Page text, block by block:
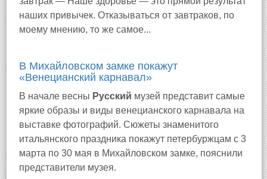
наших привычек. Отказываться от завтраков, по
моему мнению, то же самое...
В Михайловском замке покажут
«Венецианский карнавал»
В начале весны Русский музей представит самые
яркие образы и виды венецианского карнавала на
выставке фотографий. Сюжеты знаменитого
итальянского праздника покажут петербуржцам с 3
марта по 30 мая в Михайловском замке, пояснили
представители музея.